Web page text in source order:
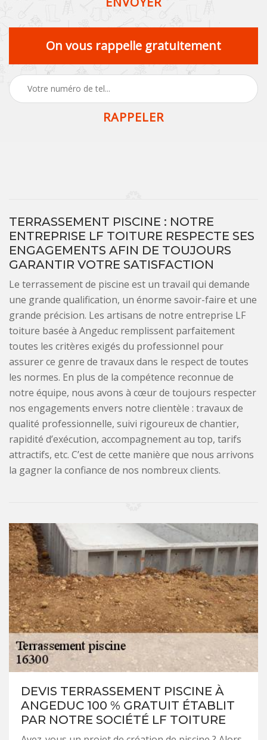
On vous rappelle gratuitement
TERRASSEMENT PISCINE : NOTRE
ENTREPRISE LF TOITURE RESPECTE SES
ENGAGEMENTS AFIN DE TOUJOURS
GARANTIR VOTRE SATISFACTION
Le terrassement de piscine est un travail qui demande
une grande qualification, un énorme savoir-faire et une
grande précision. Les artisans de notre entreprise LF
toiture basée à Angeduc remplissent parfaitement
toutes les critères exigés du professionnel pour
assurer ce genre de travaux dans le respect de toutes
les normes. En plus de la compétence reconnue de
notre équipe, nous avons à cœur de toujours respecter
nos engagements envers notre clientèle : travaux de
qualité professionnelle, suivi rigoureux de chantier,
rapidité d’exécution, accompagnement au top, tarifs
attractifs, etc. C’est de cette manière que nous arrivons
la gagner la confiance de nos nombreux clients.
DEVIS TERRASSEMENT PISCINE À
ANGEDUC 100 % GRATUIT ÉTABLIT
PAR NOTRE SOCIÉTÉ LF TOITURE